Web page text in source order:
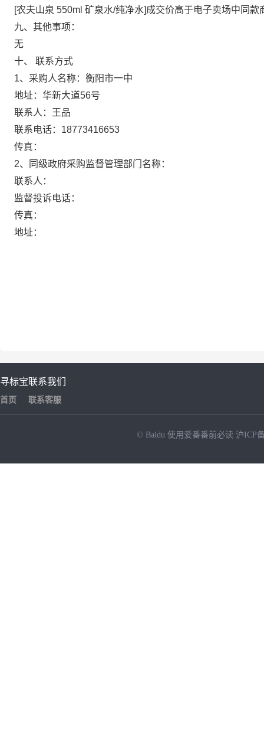
[农夫山泉 550ml 矿泉水/纯净水]成交价高于电子卖场中同
九、其他事项：
无
十、 联系方式
1、采购人名称： 衡阳市一中
地址： 华新大道56号
联系人：
王品
联系电话： 18773416653
传真：
2、同级政府采购监督管理部门名称：
联系人：
监督投诉电话：
传真：
地址：
寻标宝
首页
联系我们
联系客服
© Baidu 使用爱番番前必读 沪ICP